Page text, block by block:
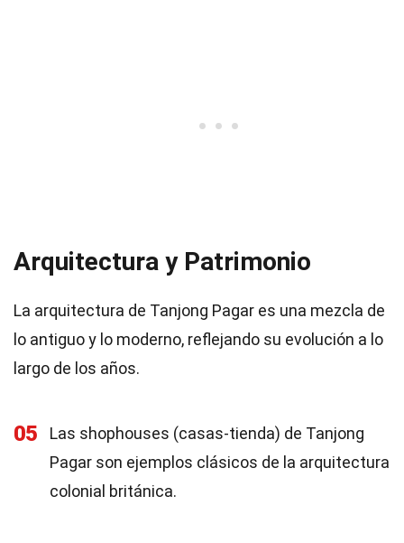
Arquitectura y Patrimonio
La arquitectura de Tanjong Pagar es una mezcla de
lo antiguo y lo moderno, reflejando su evolución a lo
largo de los años.
05
Las shophouses (casas-tienda) de Tanjong
Pagar son ejemplos clásicos de la arquitectura
colonial británica.